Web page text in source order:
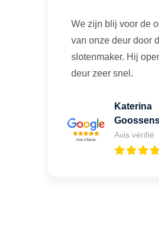
We zijn blij voor de
van onze deur door
slotenmaker. Hij
deur zeer snel.
Katerina
Avis vérifié